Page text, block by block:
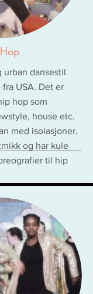
urban dansestil
USA. Det er
hop som
house etc.
med isolasjoner,
og har kule
til hip